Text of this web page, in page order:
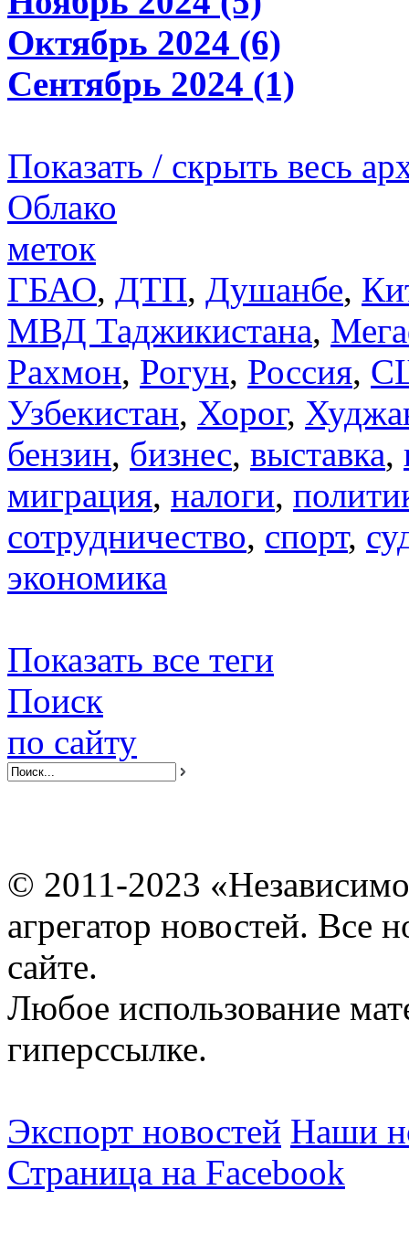
Октябрь 2024 (6)
Сентябрь 2024 (1)
Показать / скрыть весь
Облако
меток
ГБАО, ДТП, Душанбе,
МВД Таджикистана,
Рахмон, Рогун, Россия,
Узбекистан, Хорог,
бензин, бизнес, выставка,
миграция, налоги,
сотрудничество, спорт,
экономика
Показать все теги
Поиск
по сайту
© 2011-2023
агрегатор новостей. Все
сайте.
Любое использование
гиперссылке.
Экспорт новостей Наши
Страница на Facebook